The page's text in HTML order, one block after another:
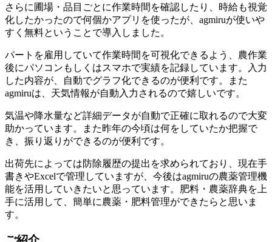
さらに圃場・品目ごとに作業時間を確認したり、時給も視覚
化したかったので何個かアプリを使ったが、agmiruが使いや
すく無料ということで導入しました。
パートを雇用していて作業時間を可視化できるよう、農作業
後にパソコンもしくはスマホで実績を記録しています。入力
した内容が、自動でグラフ化できるのが便利です。また
agmiruは、天気情報が自動入力されるので嬉しいです。
気温や降水量など詳細データが自動で正確に取れるので大変
助かっています。また昨年の今頃は何をしていたか把握で
き、振り返りができるのが便利です。
出荷先によっては防除履歴の提出を求められており、現在手
書きやExcelで管理していますが、今後はagmiruの農薬管理機
能を活用していきたいと思っています。肥料・農薬辞典を上
手に活用して、簡単に農薬・肥料管理ができたらと思いま
す。